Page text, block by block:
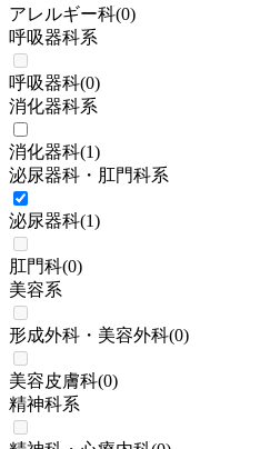
アレルギー科(0)
呼吸器科系
呼吸器科(0)
消化器科系
消化器科(1)
泌尿器科・肛門科系
泌尿器科(1)
肛門科(0)
美容系
形成外科・美容外科(0)
美容皮膚科(0)
精神科系